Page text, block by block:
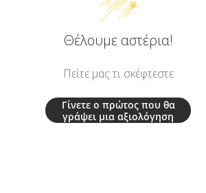
Θέλουμε αστέρια!
Πείτε μας τι σκέφτεστε
Γίνετε ο πρώτος που θα
γράψει μια αξιολόγηση